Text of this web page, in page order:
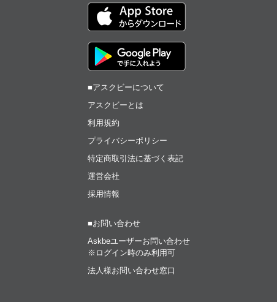
■アスクビーについて
アスクビーとは
利用規約
プライバシーポリシー
特定商取引法に基づく表記
運営会社
採用情報
■お問い合わせ
Askbeユーザーお問い合わせ
※ログイン時のみ利用可
法人様お問い合わせ窓口